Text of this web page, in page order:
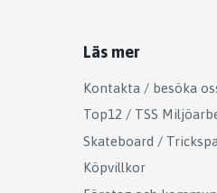
Läs mer
Kontakta / besöka
Top12 / TSS
Skateboard /
Köpvillkor